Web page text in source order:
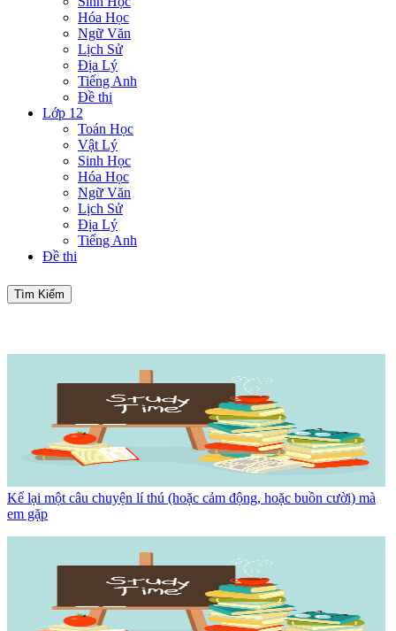
Hóa Học
Ngữ Văn
Lịch Sử
Địa Lý
Tiếng Anh
Đề thi
Lớp 12
Toán Học
Vật Lý
Sinh Học
Hóa Học
Ngữ Văn
Lịch Sử
Địa Lý
Tiếng Anh
Đề thi
Tìm Kiếm
Kể lại một câu chuyện lí thú (hoặc cảm động, hoặc buồn cười) mà
em gặp